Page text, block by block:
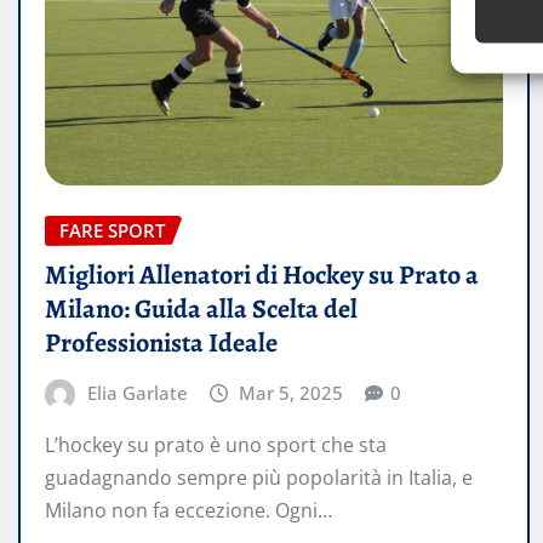
FARE SPORT
Migliori Allenatori di Hockey su Prato a
Milano: Guida alla Scelta del
Professionista Ideale
Elia Garlate Mar 5, 2025 0
L’hockey su prato è uno sport che sta
guadagnando sempre più popolarità in Italia, e
Milano non fa eccezione. Ogni…